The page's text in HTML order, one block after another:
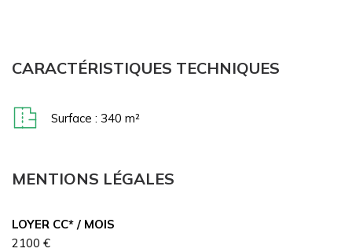
CARACTÉRISTIQUES TECHNIQUES
Surface : 340 m²
MENTIONS LÉGALES
LOYER CC* / MOIS
2100 €